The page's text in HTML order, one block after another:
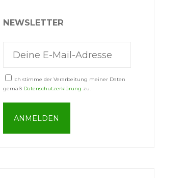
NEWSLETTER
Ich stimme der Verarbeitung meiner Daten
gemäß Datenschutzerklärung zu.